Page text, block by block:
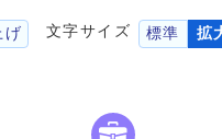
げ 文字サイズ 標準 拡